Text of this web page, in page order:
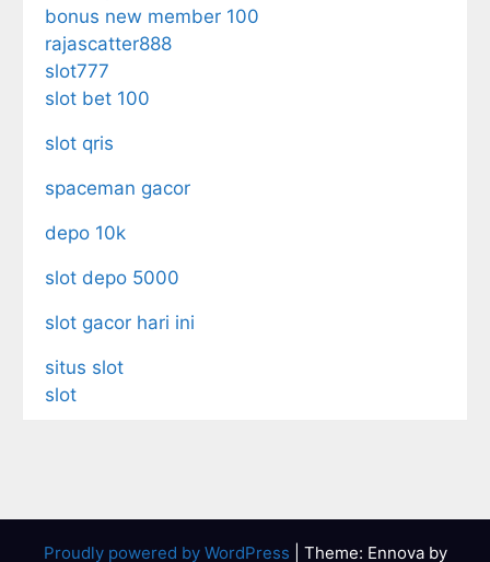
bonus new member 100
rajascatter888
slot777
slot bet 100
slot qris
spaceman gacor
depo 10k
slot depo 5000
slot gacor hari ini
situs slot
slot
Proudly powered by WordPress Theme: Ennova by